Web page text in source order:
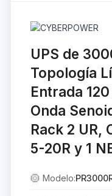
UPS de
Topología
Entrada
Onda
Rack 2 UR,
5-20R y 1
Modelo: